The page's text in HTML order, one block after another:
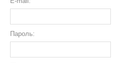
Пароль: